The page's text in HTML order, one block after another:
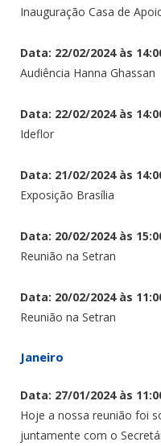
Inauguração Casa de
Data: 22/02/2024 às
Audiência Hanna Ghassan
Data: 22/02/2024 às
Ideflor
Data: 21/02/2024 às
Exposição Brasília
Data: 20/02/2024 às
Reunião na Setran
Data: 20/02/2024 às
Reunião na Setran
Janeiro
Data: 27/01/2024 às
Hoje a nossa reunião foi
juntamente com o